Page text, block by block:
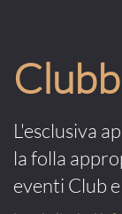
L'esclusiva
la folla
eventi Club